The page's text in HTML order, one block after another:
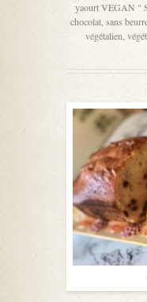
yaourt VEGAN "
chocolat sans
végétalien